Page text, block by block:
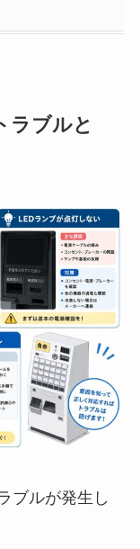
ラブルと
ブルが発生し